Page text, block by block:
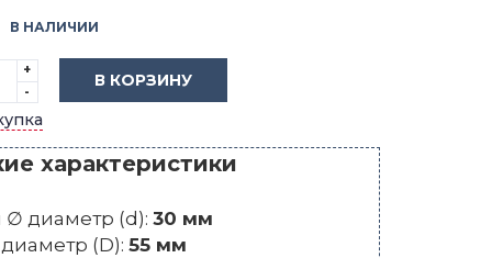
В НАЛИЧИИ
+
-
В КОРЗИНУ
характеристики
диаметр (d): 30 мм
(D): 55 мм